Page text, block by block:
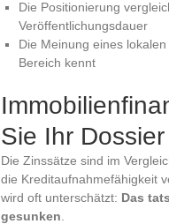
Die Positionierung
Veröffentlichungsdauer
Die Meinung eines
Bereich kennt
Sie Ihr
Die Zinssätze sind im
die Kreditaufnahmefähigkeit
wird oft unterschätzt: Das
gesunken